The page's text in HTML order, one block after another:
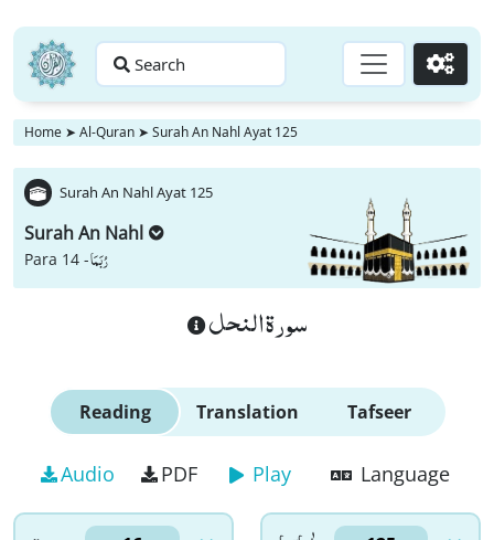
Search Go
Home ➤ Al-Quran ➤ Surah An Nahl Ayat 125
Surah An Nahl Ayat 125
Surah An Nahl
Para 14 -رُبَمَا
سورة النحل
Reading Translation Tafseer
Audio PDF Play Language